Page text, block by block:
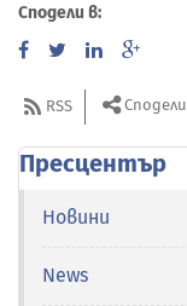
Сподели в:
RSS Сподели
Пресцентър
Новини
News